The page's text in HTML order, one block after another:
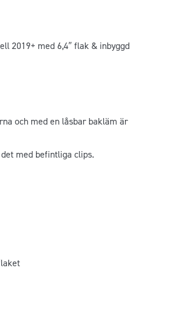
2019+ med 6,4″ flak & inbyggd
och med en låsbar bakläm är
med befintliga clips.